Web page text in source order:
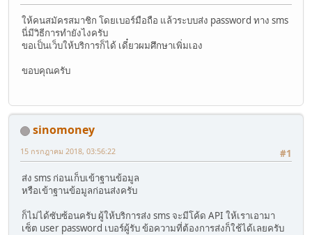
ให้คนสมัครสมาชิก โดยเบอร์มือถือ แล้วระบบส่ง password ทาง sms
นี่มีวิธีการทำยังไงครับ
ขอเป็นเว็บให้บริการก็ได้ เดี๋ยวผมศึกษาเพิ่มเอง
ขอบคุณครับ
sinomoney
#1
15 กรกฎาคม 2018, 03:56:22
ส่ง sms ก่อนเก็บเข้าฐานข้อมูล
หรือเข้าฐานข้อมูลก่อนส่งครับ
ก็ไม่ได้ซับซ้อนครับ ผู้ให้บริการส่ง sms จะมีโค้ด API ให้เราเอามา
เซ็ต user password เบอร์ผู้รับ ข้อความที่ต้องการส่งก็ใช้ได้เลยครับ